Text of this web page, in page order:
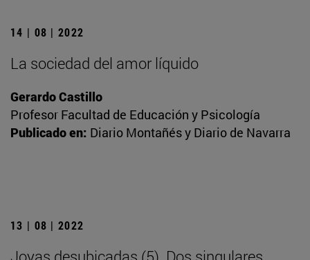
14 | 08 | 2022
La sociedad del amor líquido
Gerardo Castillo
Profesor Facultad de Educación y Psicología
Publicado en: Diario Montañés y Diario de Navarra
13 | 08 | 2022